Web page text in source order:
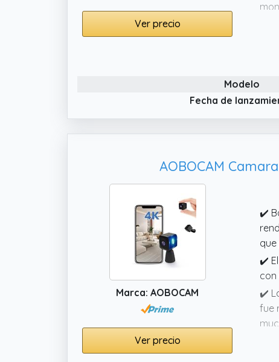
Ver precio
✔️
✔️
Modelo
Fecha de
AOBOCAM
Marca: AOBOCAM
Ver precio
✔️
✔️ El
con
✔️
fue